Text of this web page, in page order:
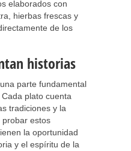
elaborados con
hierbas frescas y
de los
historias
parte fundamental
plato cuenta
tradiciones y la
probar estos
la oportunidad
y el espíritu de la